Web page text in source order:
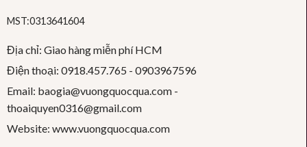
MST:0313641604
Địa chỉ: Giao hàng miễn phí HCM
Điện thoại: 0918.457.765 - 0903967596
Email: baogia@vuongquocqua.com -
thoaiquyen0316@gmail.com
Website: www.vuongquocqua.com